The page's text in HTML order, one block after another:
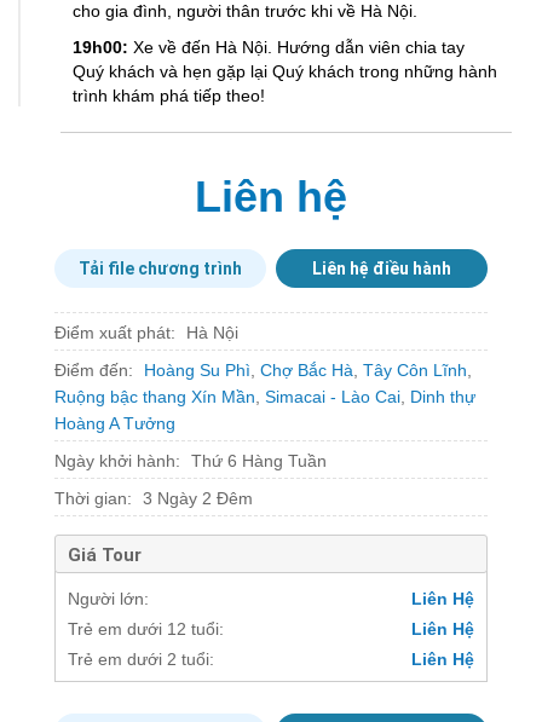
cho gia đình, người thân trước khi về Hà Nội.
19h00: Xe về đến Hà Nội. Hướng dẫn viên chia tay
Quý khách và hẹn gặp lại Quý khách trong những hành
trình khám phá tiếp theo!
Liên hệ
Tải file chương trình Liên hệ điều hành
Điểm xuất phát:
Hà Nội
Điểm đến:
Hoàng Su Phì, Chợ Bắc Hà, Tây Côn Lĩnh,
Ruộng bậc thang Xín Mần, Simacai - Lào Cai, Dinh thự
Hoàng A Tưởng
Ngày khởi hành:
Thứ 6 Hàng Tuần
Thời gian:
3 Ngày 2 Đêm
Giá Tour
Người lớn:
Liên Hệ
Trẻ em dưới 12 tuổi:
Liên Hệ
Trẻ em dưới 2 tuổi:
Liên Hệ